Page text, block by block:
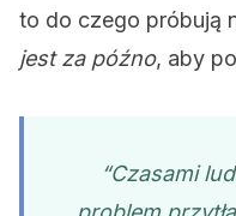
to do czego próbują
jest za późno, aby
“Czasami